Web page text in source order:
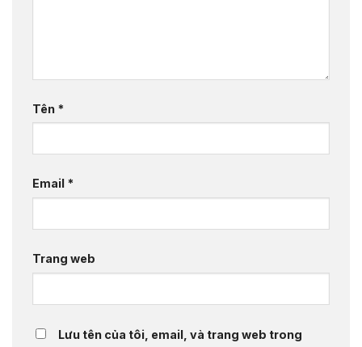
Tên *
Email *
Trang web
Lưu tên của tôi, email, và trang web trong